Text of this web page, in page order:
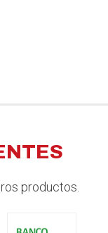
productos.